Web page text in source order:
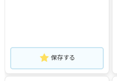
保存する